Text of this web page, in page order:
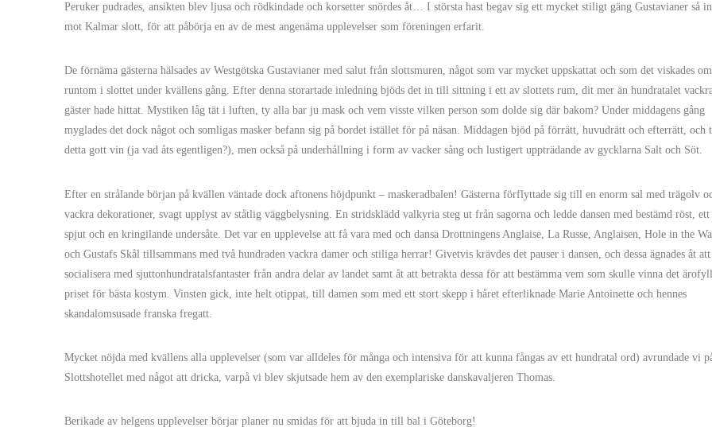
Peruker pudrades, ansikten blev ljusa och rödkindade och korsetter snördes åt… I största hast begav sig ett mycket stiligt gäng Gustavianer så in
mot Kalmar slott, för att påbörja en av de mest angenäma upplevelser som föreningen erfarit.
De förnäma gästerna hälsades av Westgötska Gustavianer med salut från slottsmuren, något som var mycket uppskattat och som det viskades om
runtom i slottet under kvällens gång. Efter denna storartade inledning bjöds det in till sittning i ett av slottets rum, dit mer än hundratalet
gäster hade hittat. Mystiken låg tät i luften, ty alla bar ju mask och vem visste vilken person som dolde sig där bakom? Under middagens gång
myglades det dock något och somligas masker befann sig på bordet istället för på näsan. Middagen bjöd på förrätt, huvudrätt och efterrätt, och
detta gott vin (ja vad åts egentligen?), men också på underhållning i form av vacker sång och lustigert uppträdande av gycklarna Salt och Söt.
Efter en strålande början på kvällen väntade dock aftonens höjdpunkt – maskeradbalen! Gästerna förflyttade sig till en enorm sal med trägolv
vackra dekorationer, svagt upplyst av ståtlig väggbelysning. En stridsklädd valkyria steg ut från sagorna och ledde dansen med bestämd röst, ett
spjut och en kringilande undersåte. Det var en upplevelse att få vara med och dansa Drottningens Anglaise, La Russe, Anglaisen, Hole in the
och Gustafs Skål tillsammans med två hundraden vackra damer och stiliga herrar! Givetvis krävdes det pauser i dansen, och dessa ägnades åt att
socialisera med sjuttonhundratalsfantaster från andra delar av landet samt åt att betrakta dessa för att bestämma vem som skulle vinna det
priset för bästa kostym. Vinsten gick, inte helt otippat, till damen som med ett stort skepp i håret efterliknade Marie Antoinette och hennes
skandalomsusade franska fregatt.
Mycket nöjda med kvällens alla upplevelser (som var alldeles för många och intensiva för att kunna fångas av ett hundratal ord) avrundade vi
Slottshotellet med något att dricka, varpå vi blev skjutsade hem av den exemplariske danskavaljeren Thomas.
Berikade av helgens upplevelser börjar planer nu smidas för att bjuda in till bal i Göteborg!